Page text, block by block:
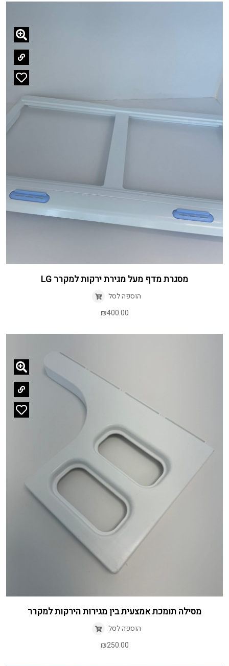
מסגרת מדף מעל מגירת ירקות למקרר LG
הוספה לסל
₪400.00
מסילה תומכת אמצעית בין מגירות הירקות למקרר
הוספה לסל
₪250.00